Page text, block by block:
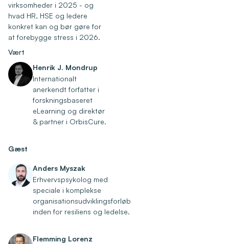
virksomheder i 2025 - og
hvad HR, HSE og ledere
konkret kan og bør gøre for
at forebygge stress i 2026.
Vært
Henrik J. Mondrup
Internationalt
anerkendt forfatter i
forskningsbaseret
eLearning og direktør
& partner i OrbisCure.
Gæst
Anders Myszak
Erhvervspsykolog med
speciale i komplekse
organisationsudviklingsforløb
inden for resiliens og ledelse.
Flemming Lorenz